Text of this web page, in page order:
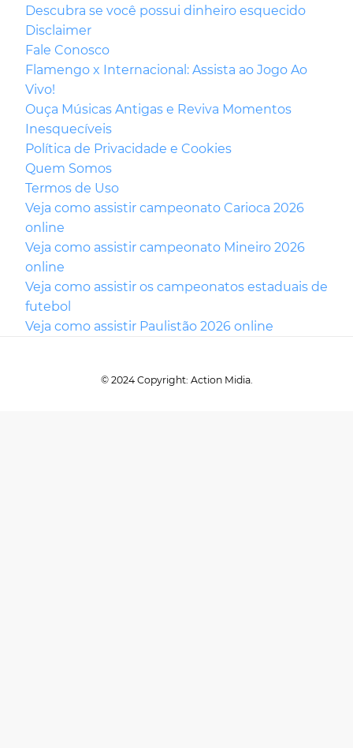
Descubra se você possui dinheiro esquecido
Disclaimer
Fale Conosco
Flamengo x Internacional: Assista ao Jogo Ao
Vivo!
Ouça Músicas Antigas e Reviva Momentos
Inesquecíveis
Política de Privacidade e Cookies
Quem Somos
Termos de Uso
Veja como assistir campeonato Carioca 2026
online
Veja como assistir campeonato Mineiro 2026
online
Veja como assistir os campeonatos estaduais de
futebol
Veja como assistir Paulistão 2026 online
© 2024 Copyright: Action Midia.